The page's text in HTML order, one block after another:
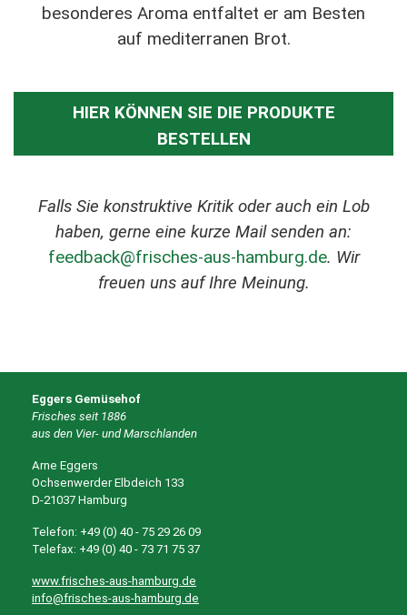
besonderes Aroma entfaltet er am Besten
auf mediterranen Brot.
HIER KÖNNEN SIE DIE PRODUKTE
BESTELLEN
Falls Sie konstruktive Kritik oder auch ein Lob
haben, gerne eine kurze Mail senden an:
feedback@frisches-aus-hamburg.de. Wir
freuen uns auf Ihre Meinung.
Eggers Gemüsehof
Frisches seit 1886
aus den Vier- und Marschlanden
Arne Eggers
Ochsenwerder Elbdeich 133
D-21037 Hamburg
Telefon: +49 (0) 40 - 75 29 26 09
Telefax: +49 (0) 40 - 73 71 75 37
www.frisches-aus-hamburg.de
info@frisches-aus-hamburg.de